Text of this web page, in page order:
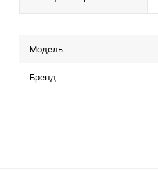
Модель
Бренд